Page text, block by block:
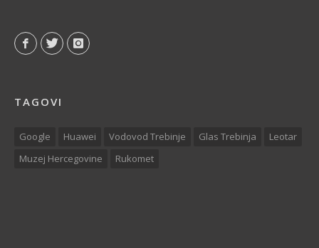
TAGOVI
Google Huawei Vodovod Trebinje Glas Trebinja
Leotar
Muzej Hercegovine
Rukomet